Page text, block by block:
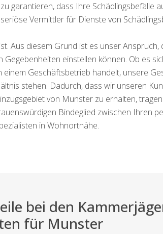
garantieren, dass Ihre Schädlingsbefälle
Vermittler für Dienste von
Aus diesem Grund ist es unser Anspruch,
einstellen können. Ob es
Geschäftsbetrieb handelt, unsere
stehen. Dadurch, dass wir unseren
von Munster zu erhalten,
Bindeglied zwischen Ihren
in Wohnortnähe.
bei den
für Munster